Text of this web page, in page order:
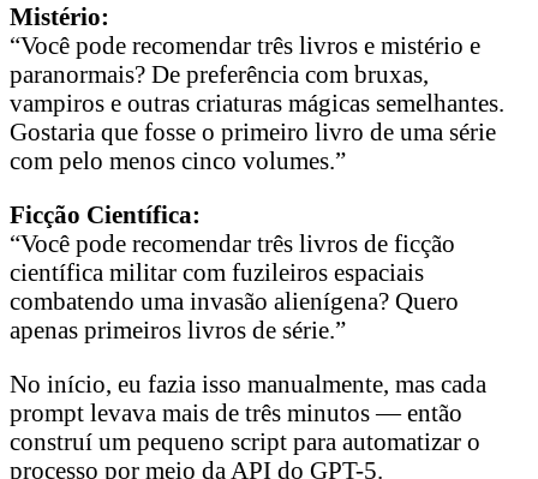
Mistério:
“Você pode recomendar três livros e mistério e
paranormais? De preferência com bruxas,
vampiros e outras criaturas mágicas semelhantes.
Gostaria que fosse o primeiro livro de uma série
com pelo menos cinco volumes.”
Ficção Científica:
“Você pode recomendar três livros de ficção
científica militar com fuzileiros espaciais
combatendo uma invasão alienígena? Quero
apenas primeiros livros de série.”
No início, eu fazia isso manualmente, mas cada
prompt levava mais de três minutos — então
construí um pequeno script para automatizar o
processo por meio da API do GPT-5.